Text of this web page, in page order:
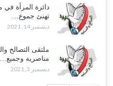
دائرة المرأة في
تهنئ جموع…
ديسمبر 14, 2021
ملتقى التصالح
مناصريه وجميع…
ديسمبر 3, 2021